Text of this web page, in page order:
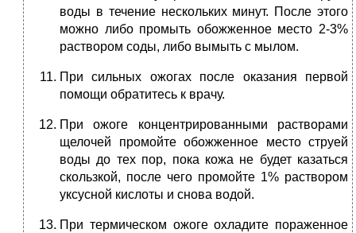
воды в течение нескольких минут. После этого
можно либо промыть обожженное место 2-3%
раствором соды, либо вымыть с мылом.
При сильных ожогах после оказания первой
помощи обратитесь к врачу.
При ожоге концентрированными растворами
щелочей промойте обожженное место струей
воды до тех пор, пока кожа не будет казаться
скользкой, после чего промойте 1% раствором
уксусной кислоты и снова водой.
При термическом ожоге охладите пораженное